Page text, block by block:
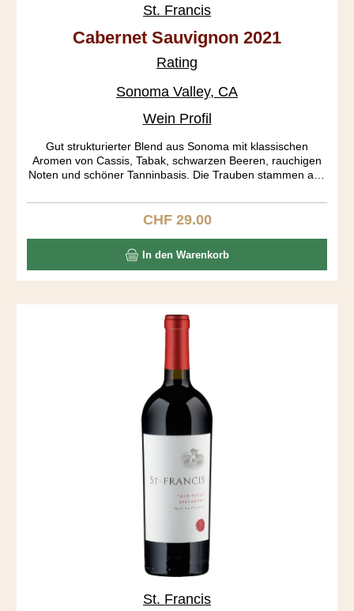
St. Francis
Cabernet Sauvignon 2021
Rating
Sonoma Valley, CA
Wein Profil
Gut strukturierter Blend aus Sonoma mit klassischen
Aromen von Cassis, Tabak, schwarzen Beeren, rauchigen
Noten und schöner Tanninbasis. Die Trauben stammen aus
Alexander Valley.
Regulärer Preis:
CHF 29.00
In den Warenkorb
St. Francis